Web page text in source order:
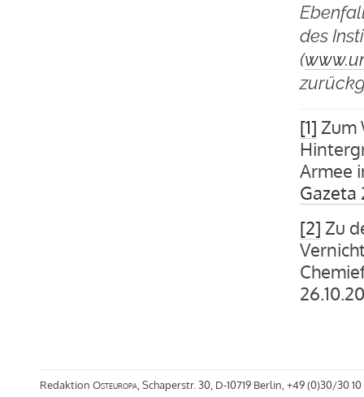
des
(
[1] Zum
Armee
Gazeta
[2] Zu
Redaktion Osteuropa , Schaperstr. 30, D-10719 Berlin, +49 (0)30/30